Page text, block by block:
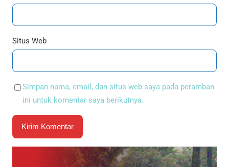
Situs Web
Simpan nama, email, dan situs web saya pada peramban
ini untuk komentar saya berikutnya.